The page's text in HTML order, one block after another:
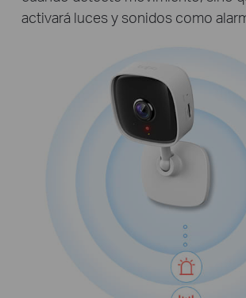
activará luces y sonidos como